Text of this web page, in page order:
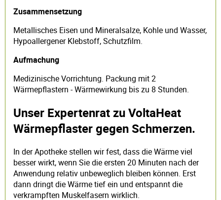
Zusammensetzung
Metallisches Eisen und Mineralsalze, Kohle und Wasser,
Hypoallergener Klebstoff, Schutzfilm.
Aufmachung
Medizinische Vorrichtung. Packung mit 2
Wärmepflastern - Wärmewirkung bis zu 8 Stunden.
Unser Expertenrat zu VoltaHeat
Wärmepflaster gegen Schmerzen.
In der Apotheke stellen wir fest, dass die Wärme viel
besser wirkt, wenn Sie die ersten 20 Minuten nach der
Anwendung relativ unbeweglich bleiben können. Erst
dann dringt die Wärme tief ein und entspannt die
verkrampften Muskelfasern wirklich.